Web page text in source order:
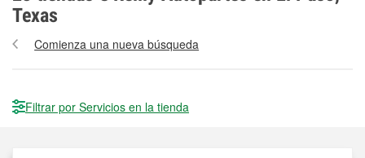
Texas
Comienza una nueva búsqueda
Filtrar por Servicios en la tienda